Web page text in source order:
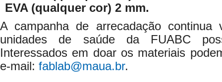
EVA (qualquer cor) 2 mm.
A campanha de arrecadação continua
unidades de saúde da FUABC
Interessados em doar os materiais
e-mail: fablab@maua.br.